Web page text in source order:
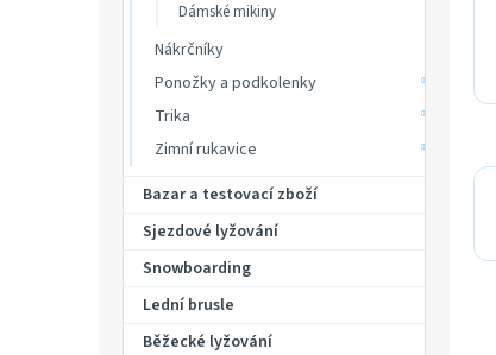
Dámské mikiny
Nákrčníky
Ponožky a podkolenky
Trika
Zimní rukavice
Bazar a testovací zboží
Sjezdové lyžování
Snowboarding
Lední brusle
Běžecké lyžování